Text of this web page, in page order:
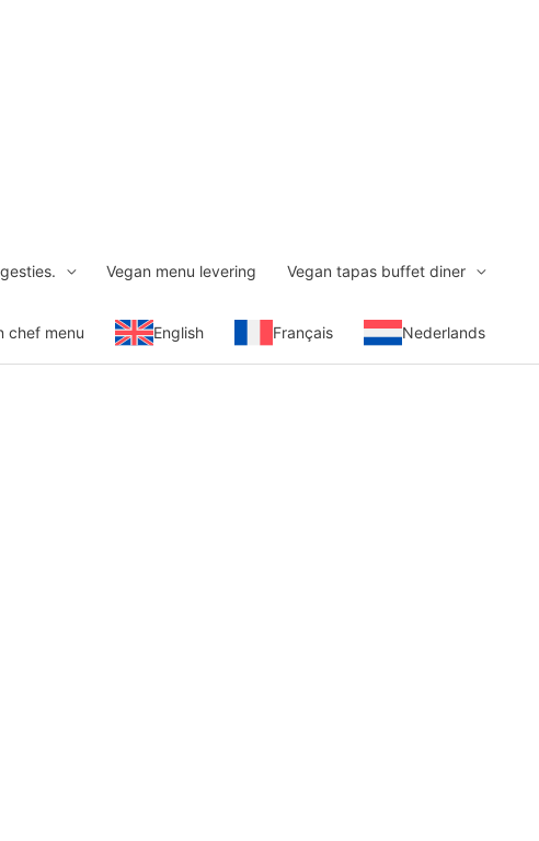
Vegan menu levering Vegan tapas buffet diner
chef menu English Français Nederlands